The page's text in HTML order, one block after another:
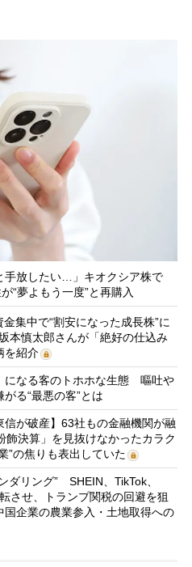
手放したい…」キオクシア株で
“夢よもう一度”と再購入
集中で“割安になった成長株”に
慎太郎さんが「絶好の仕込み
を紹介
になる客のトホホな生態 嘔吐や
る“最悪の客”とは
信が破産】63社もの金融機関が融
飾決算」を見抜けなかったカラク
”の焦りも表出していた
ダリング” SHEIN、TikTok、
させ、トランプ関税の回避を狙
企業の農業参入・土地取得への